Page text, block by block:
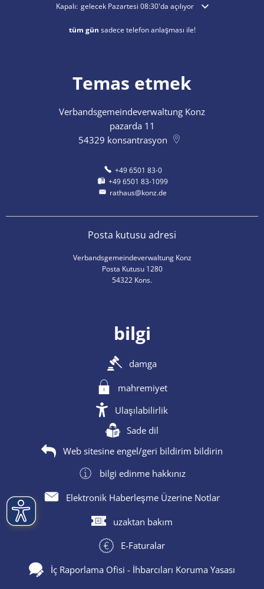
Ek açılış veya kapanış saatlerini gizlemek için tıklayın
Kapalı: gelecek Pazartesi 08:30'da açılıyor
tüm gün sadece telefon anlaşması ile!
Temas etmek
Verbandsgemeindeverwaltung Konz
pazarda 11
54329 konsantrasyon
+49 6501 83-0
+49 6501 83-1099
rathaus@konz.de
Posta kutusu adresi
Verbandsgemeindeverwaltung Konz
Posta Kutusu 1280
54322 Kons.
bilgi
damga
mahremiyet
Ulaşılabilirlik
Sade dil
Web sitesine engel/geri bildirim bildirin
bilgi edinme hakkınız
Elektronik Haberleşme Üzerine Notlar
uzaktan bakım
E-Faturalar
İç Raporlama Ofisi - İhbarcıları Koruma Yasası